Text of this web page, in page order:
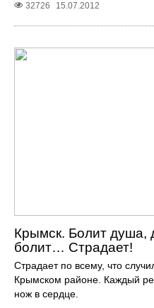
32726
15.07.2012
Крымск. Болит душа,
болит… Страдает!
Страдает по всему, что
Крымском районе. Каждый
нож в сердце.